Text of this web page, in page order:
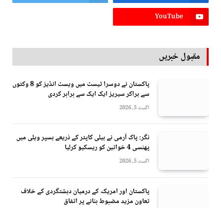
YouTube
مقبول خبریں
پاکستان نے دوسرا ٹیسٹ میں ویسٹ انڈیز کو 8 وکٹوں
سے ہراکر سیریز ایک ایک سے برابر کردی
اگست 5, 2026
نگر: پاک آرمی نے ہیلی کاپٹر کے ذریعے ہسپر ویلی میں
پھنسی 4 خواتین کو ریسکیو کرلیا
اگست 5, 2026
پاکستان اور امریکہ کے درمیان دہشتگردی کے خلاف
تعاون مزید مضبوط بنانے پر اتفاق